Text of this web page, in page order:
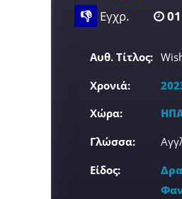
👎 Εγχρ.
Αυθ. Τίτλος:
Χρονιά:
Χώρα:
Γλώσσα:
Είδος: